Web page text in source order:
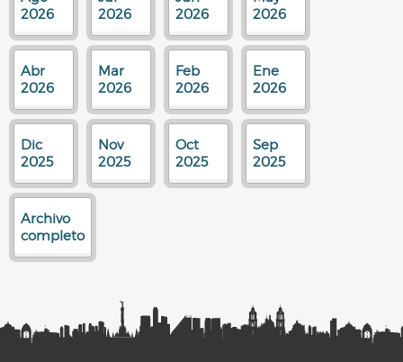
2026
2026
2026
2026
Abr
2026
Mar
2026
Feb
2026
Ene
2026
Dic
2025
Nov
2025
Oct
2025
Sep
2025
Archivo
completo